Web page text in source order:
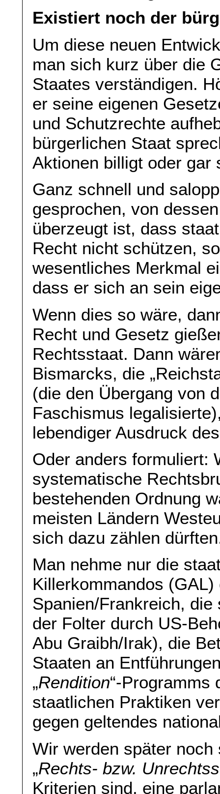
Existiert noch der
Um diese neuen
man sich kurz über die
Staates verständigen.
er seine eigenen
und Schutzrechte
bürgerlichen Staat
Aktionen billigt oder gar
Ganz schnell und
gesprochen, von
überzeugt ist, dass
Recht nicht schützen,
wesentliches Merkmal
dass er sich an sein
Wenn dies so wäre,
Recht und Gesetz
Rechtsstaat. Dann
Bismarcks, die
(die den Übergang von
Faschismus
lebendiger Ausdruck
Oder anders formuliert:
systematische
bestehenden Ordnung
meisten Ländern
sich dazu zählen
Man nehme nur die
Killerkommandos (GAL)
Spanien/Frankreich,
der Folter durch US-
Abu Graibh/Irak), die
Staaten an
„Rendition“-Programms
staatlichen Praktiken
gegen geltendes
Wir werden später
„Rechts- bzw.
Kriterien sind, eine